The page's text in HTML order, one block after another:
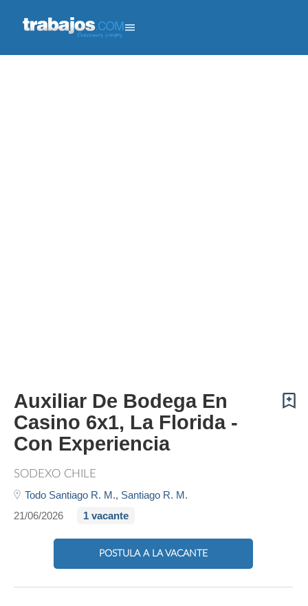
Auxiliar De Bodega En
Casino 6x1, La Florida -
Con Experiencia
SODEXO CHILE
Todo Santiago R. M., Santiago R. M.
21/06/2026
1 vacante
POSTULA A LA VACANTE